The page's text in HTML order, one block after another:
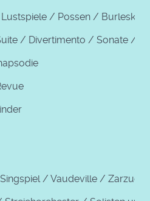
/ Possen / Burleske
/ Divertimento / Sonate /
/ Vaudeville / Zarzuela